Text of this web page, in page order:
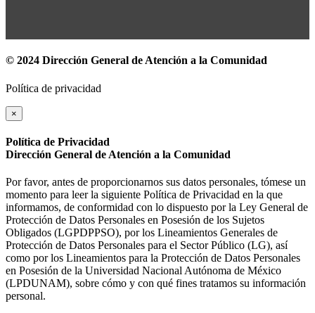
© 2024 Dirección General de Atención a la Comunidad
Política de privacidad
×
Política de Privacidad
Dirección General de Atención a la Comunidad
Por favor, antes de proporcionarnos sus datos personales, tómese un
momento para leer la siguiente Política de Privacidad en la que
informamos, de conformidad con lo dispuesto por la Ley General de
Protección de Datos Personales en Posesión de los Sujetos
Obligados (LGPDPPSO), por los Lineamientos Generales de
Protección de Datos Personales para el Sector Público (LG), así
como por los Lineamientos para la Protección de Datos Personales
en Posesión de la Universidad Nacional Autónoma de México
(LPDUNAM), sobre cómo y con qué fines tratamos su información
personal.